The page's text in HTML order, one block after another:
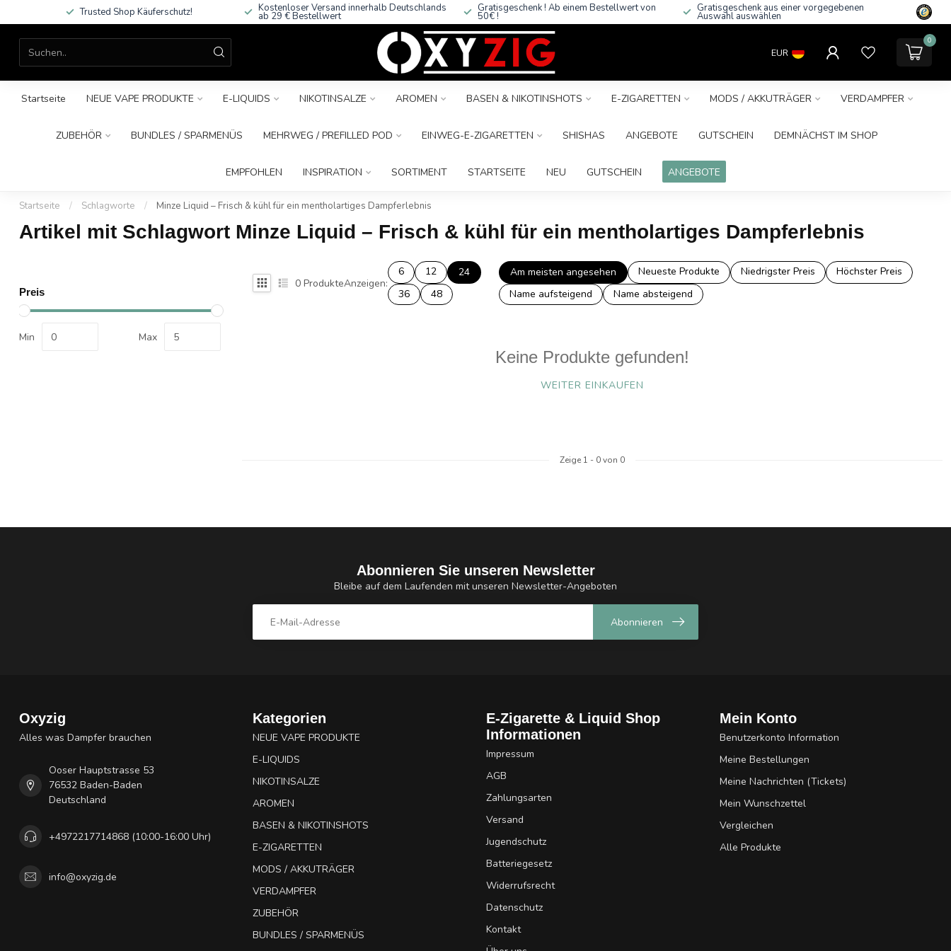
Trusted Shop Käuferschutz! Kostenloser Versand innerhalb Deutschlands
ab 29 € Bestellwert
Gratisgeschenk ! Ab einem Bestellwert von
50€ !
Gratisgeschenk aus einer vorgegebenen
Auswahl auswählen
EUR
0
Startseite NEUE VAPE PRODUKTE E-LIQUIDS NIKOTINSALZE AROMEN BASEN & NIKOTINSHOTS E-ZIGARETTEN MODS / AKKUTRÄGER VERDAMPFER
ZUBEHÖR BUNDLES / SPARMENÜS MEHRWEG / PREFILLED POD EINWEG-E-ZIGARETTEN SHISHAS ANGEBOTE GUTSCHEIN DEMNÄCHST IM SHOP
EMPFOHLEN INSPIRATION SORTIMENT STARTSEITE NEU GUTSCHEIN ANGEBOTE
Startseite / Schlagworte / Minze Liquid – Frisch & kühl für ein mentholartiges Dampferlebnis
Artikel mit Schlagwort Minze Liquid – Frisch & kühl für ein mentholartiges Dampferlebnis
Preis
Min Max
0 ProdukteAnzeigen:
6 12
24
36
48
Am meisten angesehen Neueste Produkte Niedrigster Preis
Höchster Preis
Name aufsteigend
Name absteigend
Keine Produkte gefunden!
WEITER EINKAUFEN
Zeige 1 - 0von 0
Abonnieren Sie unseren Newsletter
Bleibe auf dem Laufenden mit unseren Newsletter-Angeboten
Abonnieren
Oxyzig
Alles was Dampfer brauchen
Ooser Hauptstrasse 53
76532 Baden-Baden
Deutschland
+4972217714868 (10:00-16:00 Uhr)
info@oxyzig.de
Kategorien
NEUE VAPE PRODUKTE
E-LIQUIDS
NIKOTINSALZE
AROMEN
BASEN & NIKOTINSHOTS
E-ZIGARETTEN
MODS / AKKUTRÄGER
VERDAMPFER
ZUBEHÖR
BUNDLES / SPARMENÜS
E-Zigarette & Liquid Shop
Informationen
Impressum
AGB
Zahlungsarten
Versand
Jugendschutz
Batteriegesetz
Widerrufsrecht
Datenschutz
Kontakt
Mein Konto
Benutzerkonto Information
Meine Bestellungen
Meine Nachrichten (Tickets)
Mein Wunschzettel
Vergleichen
Alle Produkte